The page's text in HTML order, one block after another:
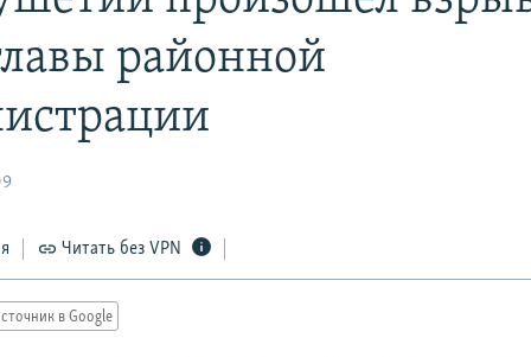
районной
Читать без VPN
в Google